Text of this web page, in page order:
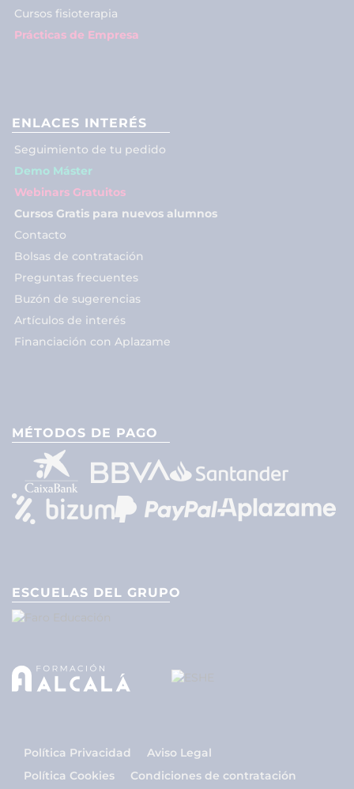
Cursos fisioterapia
Prácticas de Empresa
ENLACES INTERÉS
Seguimiento de tu pedido
Demo Máster
Webinars Gratuitos
Cursos Gratis para nuevos alumnos
Contacto
Bolsas de contratación
Preguntas frecuentes
Buzón de sugerencias
Artículos de interés
Financiación con Aplazame
MÉTODOS DE PAGO
ESCUELAS DEL GRUPO
Política Privacidad
Aviso Legal
Política Cookies
Condiciones de contratación